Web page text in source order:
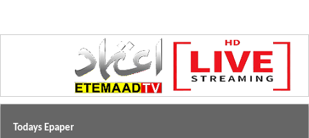
Todays Epaper